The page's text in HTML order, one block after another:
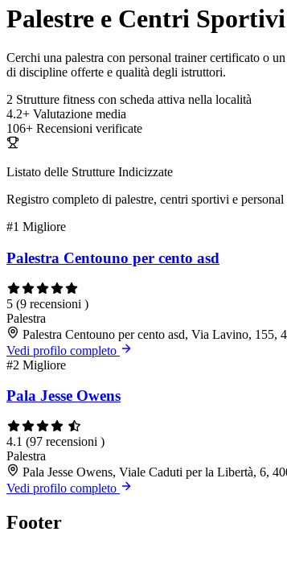
Palestre e Centri
Cerchi una palestra con personal trainer certificato o
di discipline offerte e qualità degli istruttori.
2 Strutture fitness con scheda attiva nella località
4.2+ Valutazione media
106+ Recensioni verificate
Listato delle Strutture Indicizzate
Registro completo di palestre, centri sportivi e
#1 Migliore
Palestra Centouno per cento asd
5 (9 recensioni )
Palestra
Palestra Centouno per cento asd, Via Lavino, 155,
Vedi profilo completo
#2 Migliore
Pala Jesse Owens
4.1 (97 recensioni )
Palestra
Pala Jesse Owens, Viale Caduti per la Libertà, 6,
Vedi profilo completo
Footer